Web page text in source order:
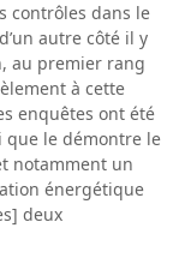
contrôles dans le
autre côté il y
au premier rang
à cette
enquêtes ont été
que le démontre le
notamment un
énergétique
deux